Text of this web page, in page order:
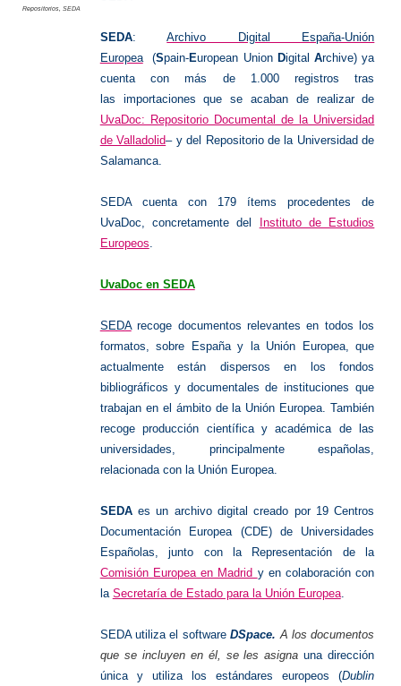
Repositorios, SEDA
SEDA:Archivo Digital España-Unión
Europea(Spain-European Union DigitalArchive) ya
cuenta con más de 1.000 registros tras
las importaciones que se acaban de realizar de
UvaDoc: Repositorio Documental de la Universidad
de Valladolid– y del Repositorio de la Universidad de
Salamanca.
SEDA cuenta con 179 ítems procedentes de
UvaDoc, concretamente del
Instituto de Estudios
Europeos.
UvaDoc en SEDA
SEDA recoge documentos relevantes en todos los
formatos, sobre España y la Unión Europea, que
actualmente están dispersos en los fondos
bibliográficos y documentales de instituciones que
trabajan en el ámbito de la Unión Europea. También
recoge producción científica y académica de las
universidades, principalmente españolas,
relacionada con la Unión Europea.
SEDAes un archivo digital creado por 19 Centros
Documentación Europea (CDE) de Universidades
Españolas, junto con la Representación de la
Comisión Europea en Madrid y en colaboración con
la Secretaría de Estado para la Unión Europea.
SEDA utiliza el softwareDSpace.A los documentos
que se incluyen en él, se les asignauna dirección
única y utiliza los estándares europeos (Dublin